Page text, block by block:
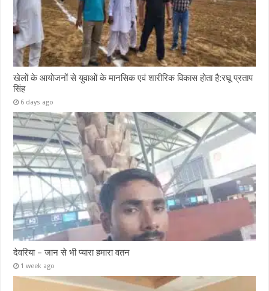
खेलों के आयोजनों से युवाओं के मानसिक एवं शारीरिक विकास होता है:रघू प्रताप
सिंह
6 days ago
देवरिया – जान से भी प्यारा हमारा वतन
1 week ago